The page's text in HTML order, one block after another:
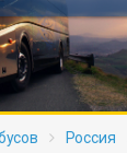
Россия